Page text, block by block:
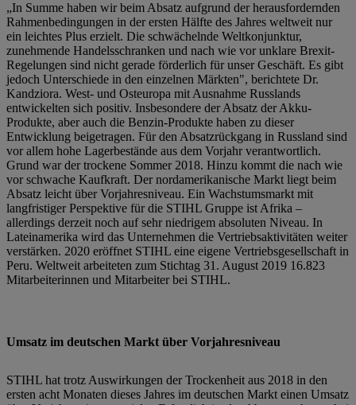
„In Summe haben wir beim Absatz aufgrund der herausfordernden
Rahmenbedingungen in der ersten Hälfte des Jahres weltweit nur
ein leichtes Plus erzielt. Die schwächelnde Weltkonjunktur,
zunehmende Handelsschranken und nach wie vor unklare Brexit-
Regelungen sind nicht gerade förderlich für unser Geschäft. Es gibt
jedoch Unterschiede in den einzelnen Märkten", berichtete Dr.
Kandziora. West- und Osteuropa mit Ausnahme Russlands
entwickelten sich positiv. Insbesondere der Absatz der Akku-
Produkte, aber auch die Benzin-Produkte haben zu dieser
Entwicklung beigetragen. Für den Absatzrückgang in Russland sind
vor allem hohe Lagerbestände aus dem Vorjahr verantwortlich.
Grund war der trockene Sommer 2018. Hinzu kommt die nach wie
vor schwache Kaufkraft. Der nordamerikanische Markt liegt beim
Absatz leicht über Vorjahresniveau. Ein Wachstumsmarkt mit
langfristiger Perspektive für die STIHL Gruppe ist Afrika –
allerdings derzeit noch auf sehr niedrigem absoluten Niveau. In
Lateinamerika wird das Unternehmen die Vertriebsaktivitäten weiter
verstärken. 2020 eröffnet STIHL eine eigene Vertriebsgesellschaft in
Peru. Weltweit arbeiteten zum Stichtag 31. August 2019 16.823
Mitarbeiterinnen und Mitarbeiter bei STIHL.
Umsatz im deutschen Markt über Vorjahresniveau
STIHL hat trotz Auswirkungen der Trockenheit aus 2018 in den
ersten acht Monaten dieses Jahres im deutschen Markt einen Umsatz